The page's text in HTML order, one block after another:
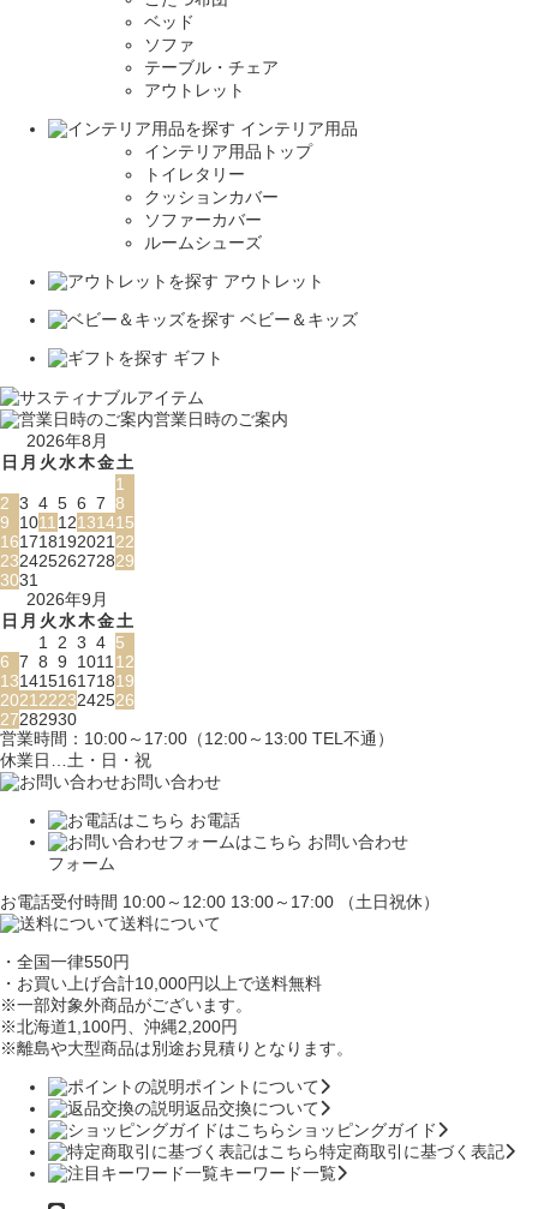
ベッド
ソファ
テーブル・チェア
アウトレット
インテリア用品
インテリア用品トップ
トイレタリー
クッションカバー
ソファーカバー
ルームシューズ
アウトレット
ベビー＆キッズ
ギフト
営業日時のご案内
2026年8月
日 月 火水木金土
1
2 3 4 5 6 7 8
9
101112131415
16171819202122
23242526272829
3031
2026年9月
日 月 火水木金土
1 2 3 4 5
6 7 8 9 101112
13141516171819
20212223242526
27282930
営業時間：10:00～17:00（12:00～13:00 TEL不通）
休業日…土・日・祝
お問い合わせ
お電話
お問い合わせ
フォーム
お電話受付時間 10:00～12:00 13:00～17:00 （土日祝休）
送料について
・全国一律550円
・お買い上げ合計10,000円 以上で送料無料
※一部対象外商品がございます。
※北海道1,100円、沖縄2,200円
※離島や大型商品は別途お見積りとなります。
ポイントについて
返品交換について
ショッピングガイド
特定商取引に基づく表記
キーワード一覧